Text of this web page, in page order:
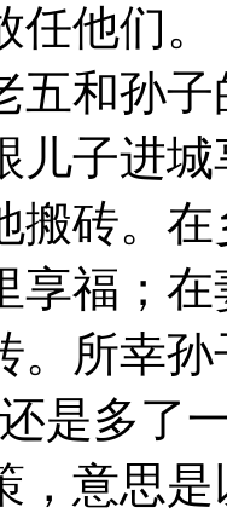
他们。
和孙子
儿子进
搬砖。
享福；
。所幸
是多了
，意思